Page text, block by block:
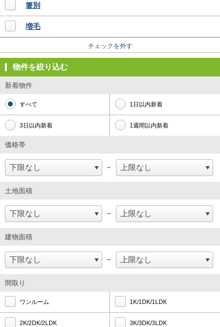
箸別
増毛
チェックを外す
物件を絞り込む
新着物件
すべて 1日以内新着
3日以内新着 1週間以内新着
価格帯
～
土地面積
～
建物面積
～
間取り
ワンルーム 1K/1DK/1LDK
2K/2DK/2LDK 3K/3DK/3LDK